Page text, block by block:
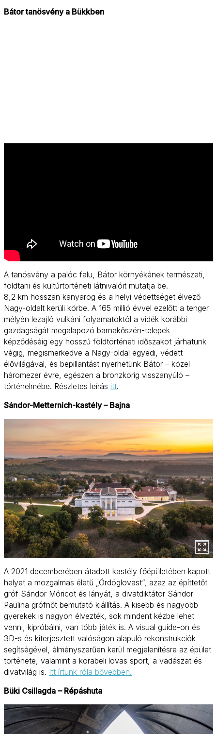
Bátor tanösvény a Bükkben
A tanösvény a palóc falu, Bátor környékének természeti,
földtani és kultúrtörténeti látnivalóit mutatja be.
8,2 km hosszan kanyarog és a helyi védettséget élvező
Nagy-oldalt kerüli körbe. A 165 millió évvel ezelőtt a tenger
mélyén lezajló vulkáni folyamatoktól a vidék korábbi
gazdagságát megalapozó barnakőszén-telepek
képződéséig egy hosszú földtörténeti időszakot járhatunk
végig, megismerkedve a Nagy-oldal egyedi, védett
élővilágával, és bepillantást nyerhetünk Bátor – közel
háromezer évre, egészen a bronzkorig visszanyúló –
történelmébe. Részletes leírás itt.
Sándor-Metternich-kastély – Bajna
A 2021 decemberében átadott kastély főépületében kapott
helyet a mozgalmas életű „Ördöglovast”, azaz az építtetőt
gróf Sándor Móricot és lányát, a divatdiktátor Sándor
Paulina grófnőt bemutató kiállítás. A kisebb és nagyobb
gyerekek is nagyon élvezték, sok mindent kézbe lehet
venni, kipróbálni, van több játék is. A visual guide-on és
3D-s és kiterjesztett valóságon alapuló rekonstrukciók
segítségével, élményszerűen kerül megjelenítésre az épület
története, valamint a korabeli lovas sport, a vadászat és
divatvilág is. Itt írtunk róla bővebben.
Büki Csillagda – Répáshuta